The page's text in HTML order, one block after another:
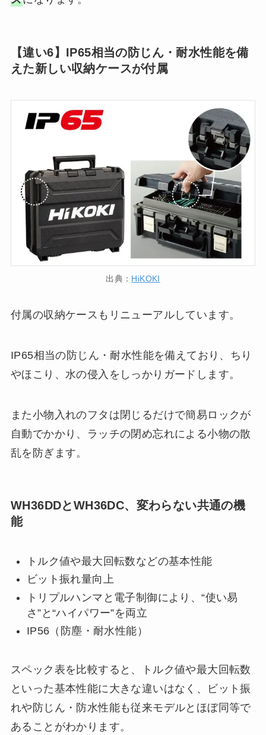
【違い6】IP65相当の防じん・耐水性能を備
えた新しい収納ケースが付属
出典： HiKOKI
付属の収納ケースもリニューアルしています。
IP65相当の防じん・耐水性能を備えており、ちり
やほこり、水の侵入をしっかりガードします。
また小物入れのフタは閉じるだけで簡易ロックが
自動でかかり、ラッチの閉め忘れによる小物の散
乱を防ぎます。
WH36DDとWH36DC、変わらない共通の機
能
トルク値や最大回転数などの基本性能
ビット振れ量向上
トリプルハンマと電子制御により、“使い易
さ”と“ハイパワー”を両立
IP56（防塵・耐水性能）
スペック表を比較すると、トルク値や最大回転数
といった基本性能に大きな違いはなく、ビット振
れや防じん・防水性能も従来モデルとほぼ同等で
あることがわかります。